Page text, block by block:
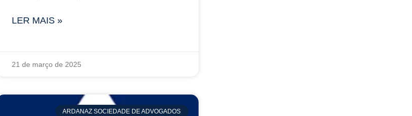
LER MAIS »
21 de março de 2025
ARDANAZ SOCIEDADE DE ADVOGADOS